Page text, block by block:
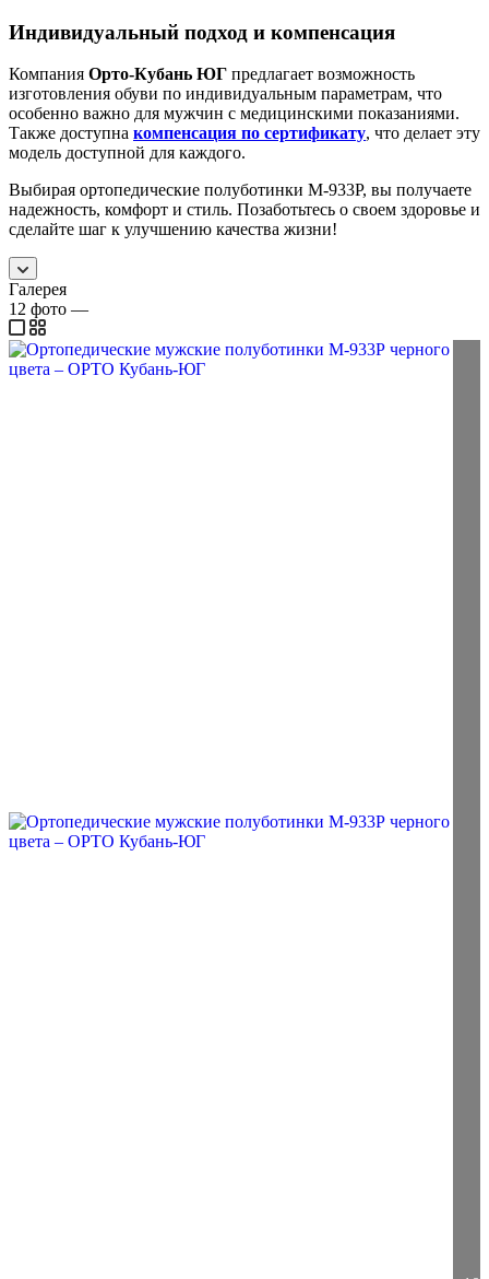
Индивидуальный подход и компенсация
Компания Орто-Кубань ЮГ предлагает возможность
изготовления обуви по индивидуальным параметрам, что
особенно важно для мужчин с медицинскими показаниями.
Также доступна компенсация по сертификату, что делает эту
модель доступной для каждого.
Выбирая ортопедические полуботинки М-933Р, вы получаете
надежность, комфорт и стиль. Позаботьтесь о своем здоровье и
сделайте шаг к улучшению качества жизни!
Галерея
12 фото —